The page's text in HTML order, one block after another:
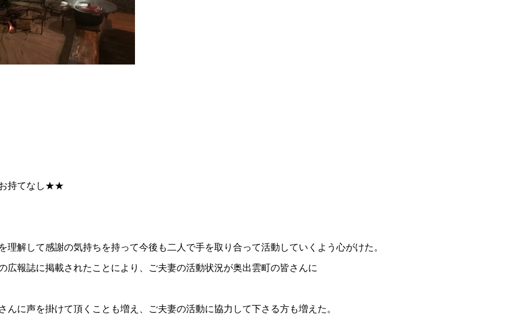
持てなし★★
解して感謝の気持ちを持って今後も二人で手を取り合って活動していくよう心がけた。
報誌に掲載されたことにより、ご夫妻の活動状況が奥出雲町の皆さんに
に声を掛けて頂くことも増え、ご夫妻の活動に協力して下さる方も増えた。